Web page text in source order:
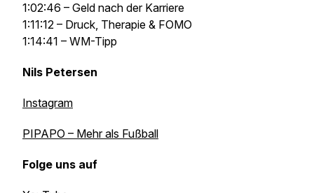
1:02:46 – Geld nach der Karriere
1:11:12 – Druck, Therapie & FOMO
1:14:41 – WM-Tipp
Nils Petersen
Instagram
PIPAPO – Mehr als Fußball
Folge uns auf